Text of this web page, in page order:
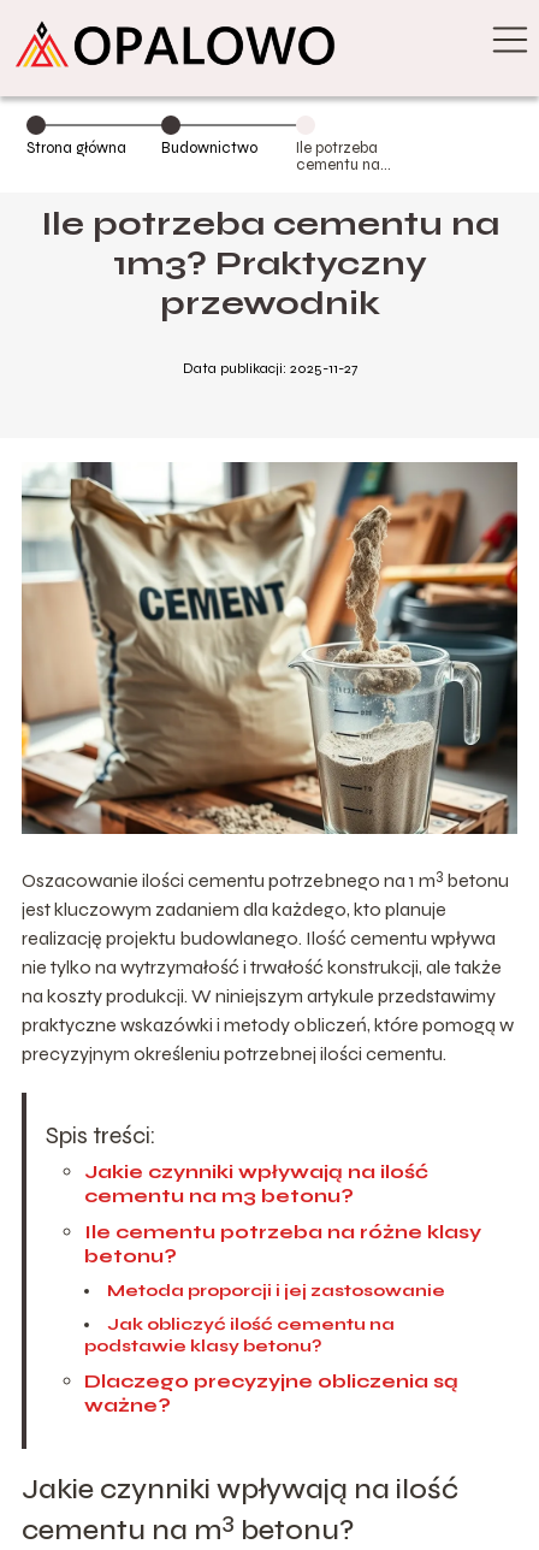
Strona główna Budownictwo
Ile potrzeba
cementu na
przewodnik
Ile potrzeba cementu na
1m3? Praktyczny
przewodnik
Data publikacji: 2025-11-27
Oszacowanie ilości cementu potrzebnego na 1 m3betonu
jest kluczowym zadaniem dla każdego, kto planuje
realizację projektu budowlanego. Ilość cementu wpływa
nie tylko na wytrzymałość i trwałość konstrukcji, ale także
na koszty produkcji. W niniejszym artykule przedstawimy
praktyczne wskazówki i metody obliczeń, które pomogą w
precyzyjnym określeniu potrzebnej ilości cementu.
Spis treści:
Jakie czynniki wpływają na ilość
cementu na m3 betonu?
Ile cementu potrzeba na różne klasy
betonu?
Metoda proporcji i jej zastosowanie
Jak obliczyć ilość cementu na
podstawie klasy betonu?
Dlaczego precyzyjne obliczenia są
ważne?
Jakie czynniki wpływają na ilość
cementu na m3 betonu?